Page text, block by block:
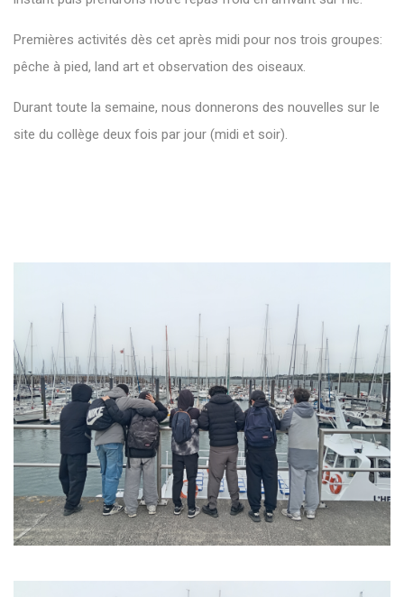
Premières activités dès cet après midi pour nos trois groupes:
pêche à pied, land art et observation des oiseaux.
Durant toute la semaine, nous donnerons des nouvelles sur le
site du collège deux fois par jour (midi et soir).